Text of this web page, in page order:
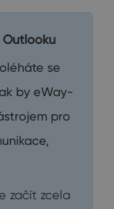
Outlooku
se
by eWay-
pro
začít zcela